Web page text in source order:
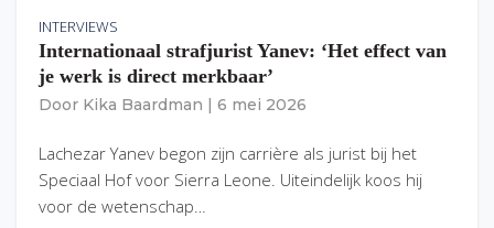
INTERVIEWS
Internationaal strafjurist Yanev: ‘Het effect van
je werk is direct merkbaar’
Door Kika Baardman 6 mei 2026
Lachezar Yanev begon zijn carrière als jurist bij het
Speciaal Hof voor Sierra Leone. Uiteindelijk koos hij
voor de wetenschap…